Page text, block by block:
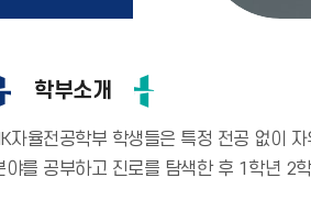
학부소개
자율전공학부 학생들은 특정 전공 없이
야를 공부하고 진로를 탐색한 후 1학년 2